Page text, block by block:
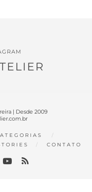
| Desde 2009
CONTATO